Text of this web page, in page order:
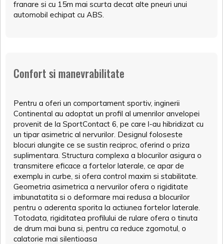
franare si cu 15m mai scurta decat alte pneuri unui
automobil echipat cu ABS.
Confort si manevrabilitate
Pentru a oferi un comportament sportiv, inginerii
Continental au adoptat un profil al umenrilor anvelopei
provenit de la SportContact 6, pe care l-au hibridizat cu
un tipar asimetric al nervurilor. Designul foloseste
blocuri alungite ce se sustin reciproc, oferind o priza
suplimentara. Structura complexa a blocurilor asigura o
transmitere eficace a fortelor laterale, ce apar de
exemplu in curbe, si ofera control maxim si stabilitate.
Geometria asimetrica a nervurilor ofera o rigiditate
imbunatatita si o deformare mai redusa a blocurilor
pentru o aderenta sporita la actiunea fortelor laterale.
Totodata, rigiditatea profilului de rulare ofera o tinuta
de drum mai buna si, pentru ca reduce zgomotul, o
calatorie mai silentioasa